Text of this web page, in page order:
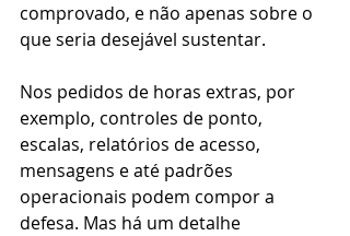
comprovado, e não apenas sobre o
que seria desejável sustentar.
Nos pedidos de horas extras, por
exemplo, controles de ponto,
escalas, relatórios de acesso,
mensagens e até padrões
operacionais podem compor a
defesa. Mas há um detalhe